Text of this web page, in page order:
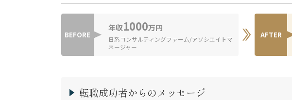
BEFORE
年収1000万円
日系コンサルティングファーム/アソシエイトマ
ネージャー
AFTER
転職成功者からのメッセージ